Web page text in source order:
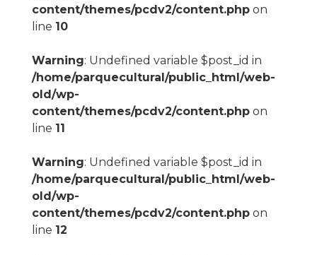
content/themes/pcdv2/content.phpon
line 10
Warning: Undefined variable $post_id in
/home/parquecultural/public_html/web-
old/wp-
content/themes/pcdv2/content.phpon
line 11
Warning: Undefined variable $post_id in
/home/parquecultural/public_html/web-
old/wp-
content/themes/pcdv2/content.phpon
line 12